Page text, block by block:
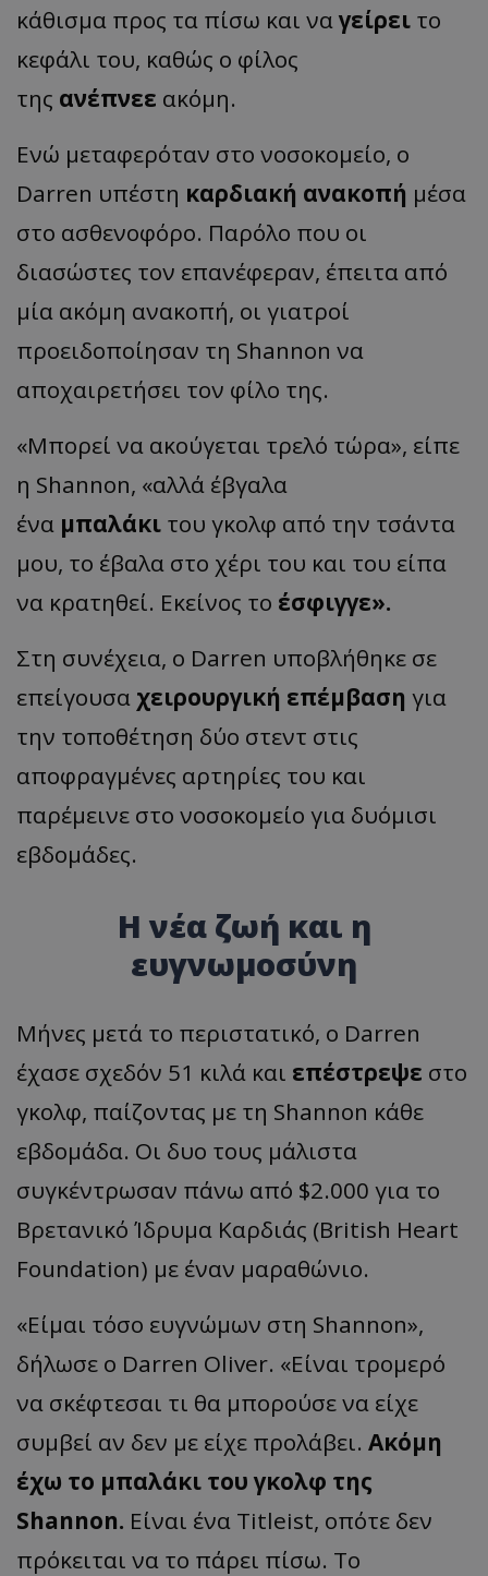
κάθισμα προς τα πίσω και να γείρει το
κεφάλι του, καθώς ο φίλος
της ανέπνεε ακόμη.
Ενώ μεταφερόταν στο νοσοκομείο, ο
Darren υπέστη καρδιακή ανακοπή μέσα
στο ασθενοφόρο. Παρόλο που οι
διασώστες τον επανέφεραν, έπειτα από
μία ακόμη ανακοπή, οι γιατροί
προειδοποίησαν τη Shannon να
αποχαιρετήσει τον φίλο της.
«Μπορεί να ακούγεται τρελό τώρα», είπε
η Shannon, «αλλά έβγαλα
ένα μπαλάκι του γκολφ από την τσάντα
μου, το έβαλα στο χέρι του και του είπα
να κρατηθεί. Εκείνος το έσφιγγε».
Στη συνέχεια, ο Darren υποβλήθηκε σε
επείγουσα χειρουργική επέμβαση για
την τοποθέτηση δύο στεντ στις
αποφραγμένες αρτηρίες του και
παρέμεινε στο νοσοκομείο για δυόμισι
εβδομάδες.
Η νέα ζωή και η
ευγνωμοσύνη
Μήνες μετά το περιστατικό, ο Darren
έχασε σχεδόν 51 κιλά και επέστρεψε στο
γκολφ, παίζοντας με τη Shannon κάθε
εβδομάδα. Οι δυο τους μάλιστα
συγκέντρωσαν πάνω από $2.000 για το
Βρετανικό Ίδρυμα Καρδιάς (British Heart
Foundation) με έναν μαραθώνιο.
«Είμαι τόσο ευγνώμων στη Shannon»,
δήλωσε ο Darren Oliver. «Είναι τρομερό
να σκέφτεσαι τι θα μπορούσε να είχε
συμβεί αν δεν με είχε προλάβει. Ακόμη
έχω το μπαλάκι του γκολφ της
Shannon. Είναι ένα Titleist, οπότε δεν
πρόκειται να το πάρει πίσω. Το